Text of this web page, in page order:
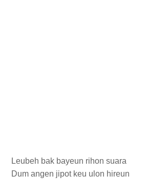
Leubeh bak bayeun rihon suara
Dum angen jipot keu ulon hireun